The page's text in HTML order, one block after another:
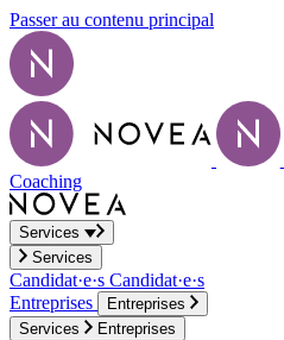
Passer au contenu principal
Coaching
Services
Services
Candidat·e·s Candidat·e·s
Entreprises
Entreprises
Services
Entreprises